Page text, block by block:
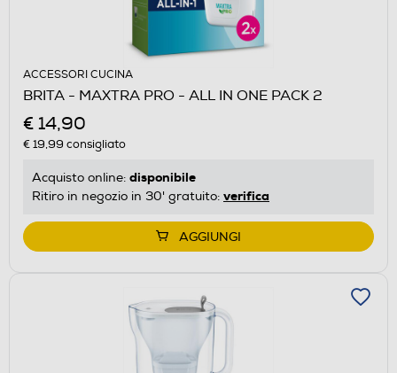
ACCESSORI CUCINA
BRITA - MAXTRA PRO - ALL IN ONE PACK 2
€ 14,90
€ 19,99 consigliato
Acquisto online: disponibile
Ritiro in negozio in 30' gratuito: verifica
AGGIUNGI